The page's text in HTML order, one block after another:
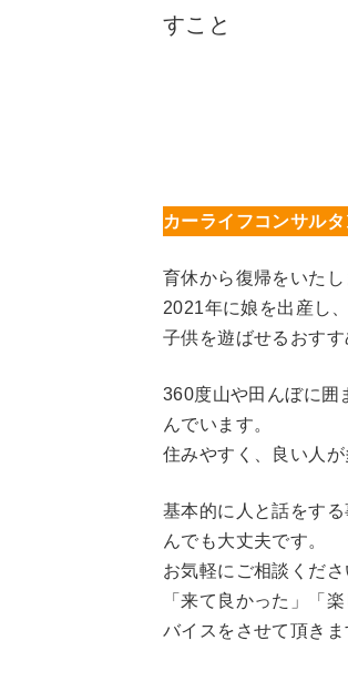
すこと
カーライフコンサル
育休から復帰をいたし
2021年に娘を出産し
子供を遊ばせるおす
360度山や田んぼに囲
んでいます。
住みやすく、良い人が
基本的に人と話をす
んでも大丈夫です。
お気軽にご相談くださ
「来て良かった」「
バイスをさせて頂き